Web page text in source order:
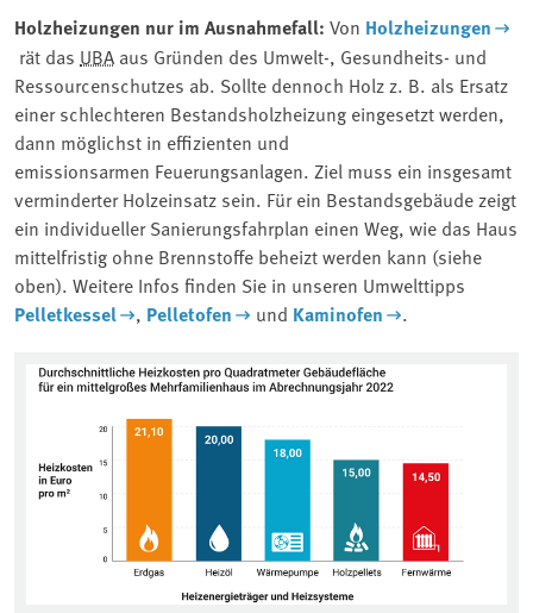
Holzheizungen nur im Ausnahmefall: Von Holzheizungen
rät das ⁠ UBA ⁠ aus Gründen des Umwelt-, Gesundheits- und
Ressourcenschutzes ab. Sollte dennoch Holz z. B. als Ersatz
einer schlechteren Bestandsholzheizung eingesetzt werden,
dann möglichst in effizienten und
emissionsarmen Feuerungsanlagen. Ziel muss ein insgesamt
verminderter Holzeinsatz sein. Für ein Bestandsgebäude zeigt
ein individueller Sanierungsfahrplan einen Weg, wie das Haus
mittelfristig ohne Brennstoffe beheizt werden kann (siehe
oben). Weitere Infos finden Sie in unseren Umwelttipps
Pelletkessel , Pelletofen und Kaminofen .